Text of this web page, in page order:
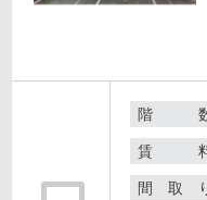
階
賃
間 取